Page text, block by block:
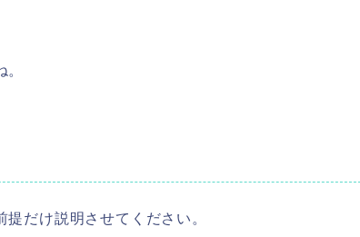
だけ説明させてください。